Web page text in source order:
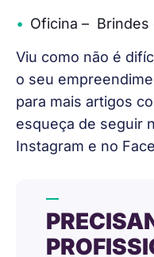
Oficina – Brindes
Viu como não é
o seu
para mais artigos
esqueça de seguir
Instagram e no